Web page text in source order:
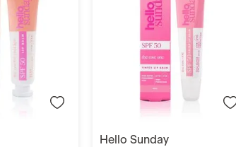
hello sunday